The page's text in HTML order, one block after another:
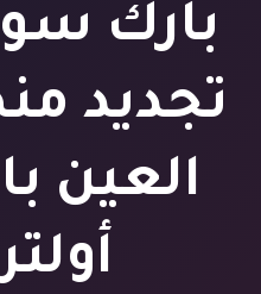
بارك
تجديد
العين